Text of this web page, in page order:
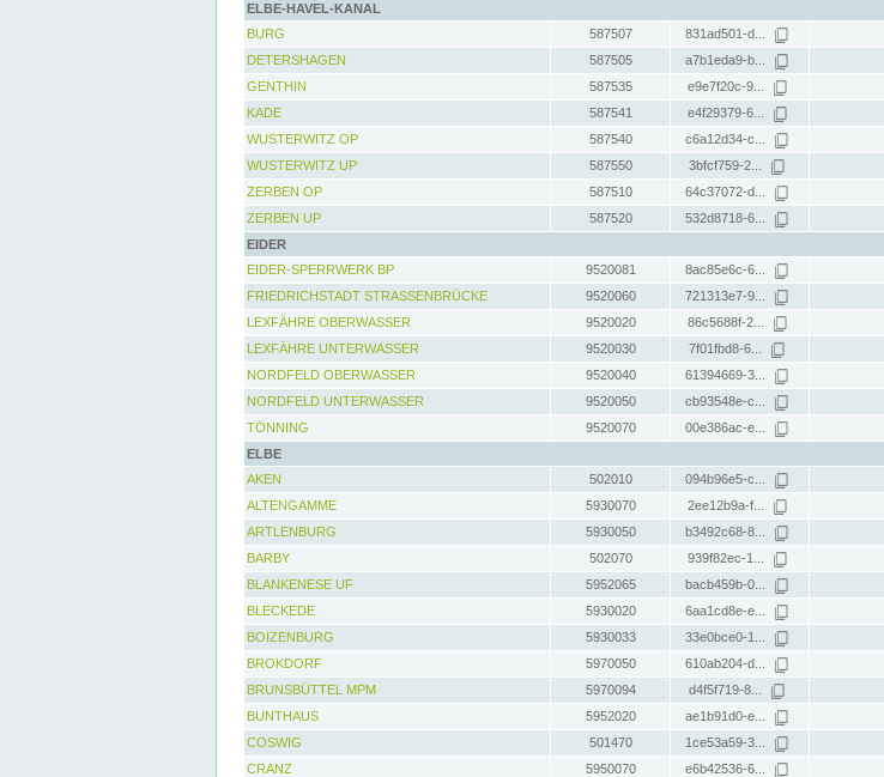
ELBE-HAVEL-KANAL
BURG
587507 831ad501-d...
DETERSHAGEN
587505 a7b1eda9-b...
GENTHIN
587535 e9e7f20c-9...
KADE
587541 e4f29379-6...
WUSTERWITZ OP
587540 c6a12d34-c...
WUSTERWITZ UP
587550 3bfcf759-2...
ZERBEN OP
587510 64c37072-d...
ZERBEN UP
587520 532d8718-6...
EIDER
EIDER-SPERRWERK BP
9520081 8ac85e6c-6...
FRIEDRICHSTADT STRASSENBRÜCKE
9520060 721313e7-9...
LEXFÄHRE OBERWASSER
9520020 86c5688f-2...
LEXFÄHRE UNTERWASSER
9520030 7f01fbd8-6...
NORDFELD OBERWASSER
9520040 61394669-3...
NORDFELD UNTERWASSER
9520050 cb93548e-c...
TÖNNING
9520070 00e386ac-e...
ELBE
AKEN
502010 094b96e5-c...
ALTENGAMME
5930070 2ee12b9a-f...
ARTLENBURG
5930050 b3492c68-8...
BARBY
502070 939f82ec-1...
BLANKENESE UF
5952065 bacb459b-0...
BLECKEDE
5930020 6aa1cd8e-e...
BOIZENBURG
5930033 33e0bce0-1...
BROKDORF
5970050 610ab204-d...
BRUNSBÜTTEL MPM
5970094 d4f5f719-8...
BUNTHAUS
5952020 ae1b91d0-e...
COSWIG
501470 1ce53a59-3...
CRANZ
5950070 e6b42536-6...